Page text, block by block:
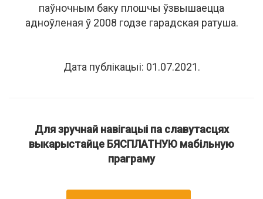
паўночным баку плошчы ўзвышаецца
адноўленая ў 2008 годзе гарадская ратуша.
Дата публікацыі: 01.07.2021.
Для зручнай навігацыі па славутасцях
выкарыстайце БЯСПЛАТНУЮ мабільную
праграму